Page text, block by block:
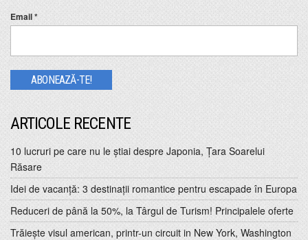
Email*
ARTICOLE RECENTE
10 lucruri pe care nu le ştiai despre Japonia, Ţara Soarelui
Răsare
Idei de vacanţă: 3 destinaţii romantice pentru escapade în Europa
Reduceri de până la 50%, la Târgul de Turism! Principalele oferte
Trăiește visul american, printr-un circuit in New York, Washington